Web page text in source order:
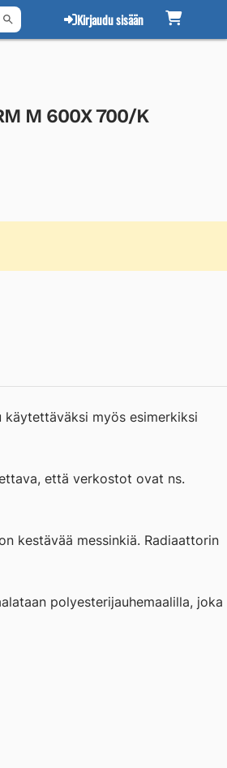
Kirjaudu sisään
M 600X 700/K
käytettäväksi myös esimerkiksi
että verkostot ovat ns.
kestävää messinkiä. Radiaattorin
polyesterijauhemaalilla, joka